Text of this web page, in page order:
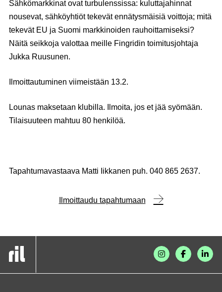
Sähkömarkkinat ovat turbulenssissa: kuluttajahinnat
nousevat, sähköyhtiöt tekevät ennätysmäisiä voittoja; mitä
tekevät EU ja Suomi markkinoiden rauhoittamiseksi?
Näitä seikkoja valottaa meille Fingridin toimitusjohtaja
Jukka Ruusunen.
Ilmoittautuminen viimeistään 13.2.
Lounas maksetaan klubilla. Ilmoita, jos et jää syömään.
Tilaisuuteen mahtuu 80 henkilöä.
Tapahtumavastaava Matti Iikkanen puh. 040 865 2637.
Ilmoittaudu tapahtumaan